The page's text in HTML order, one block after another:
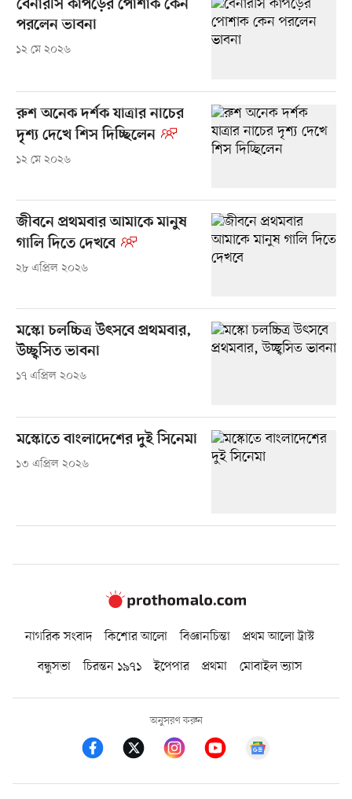
বেনারসি কাপড়ের পোশাক কেন
পরলেন ভাবনা
১২ মে ২০২৬
রুশ অনেক দর্শক যাত্রার নাচের
দৃশ্য দেখে শিস দিচ্ছিলেন
১২ মে ২০২৬
জীবনে প্রথমবার আমাকে মানুষ
গালি দিতে দেখবে
২৮ এপ্রিল ২০২৬
মস্কো চলচ্চিত্র উৎসবে প্রথমবার,
উচ্ছ্বসিত ভাবনা
১৭ এপ্রিল ২০২৬
মস্কোতে বাংলাদেশের দুই সিনেমা
১৩ এপ্রিল ২০২৬
নাগরিক সংবাদ কিশোর আলো বিজ্ঞানচিন্তা
প্রথম আলো ট্রাস্ট
বন্ধুসভা
চিরন্তন ১৯৭১ ইপেপার প্রথমা মোবাইল ভ্যাস
অনুসরণ করুন